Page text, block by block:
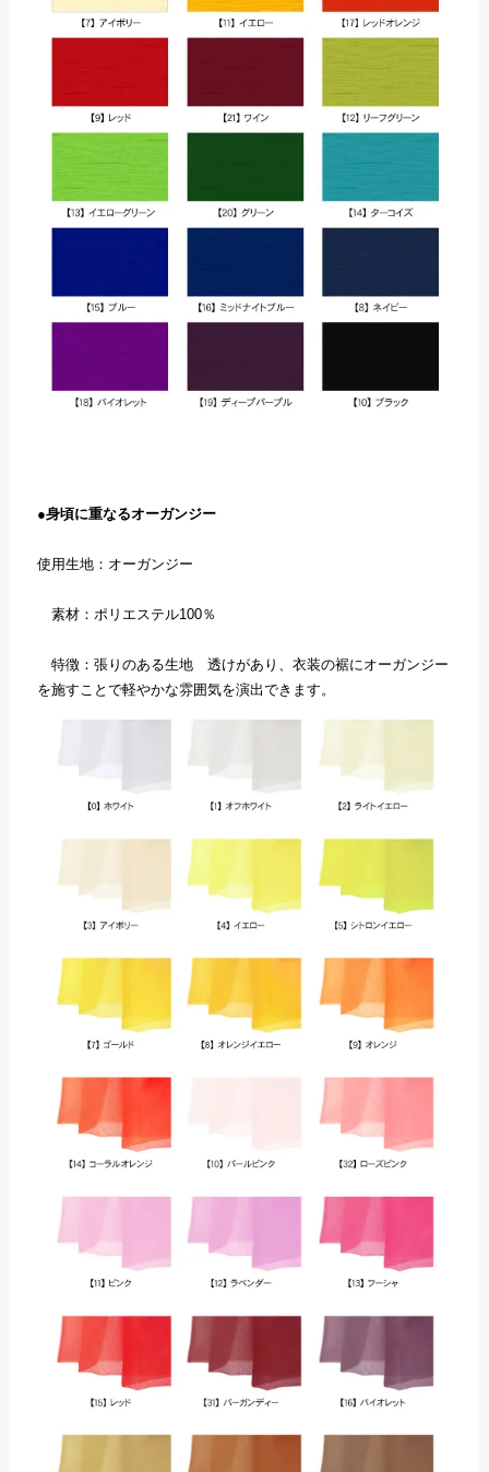
●身頃に重なるオーガンジー
使用生地：オーガンジー
素材：ポリエステル100％
特徴：張りのある生地 透けがあり、衣装の裾にオーガンジー
を施すことで軽やかな雰囲気を演出できます。